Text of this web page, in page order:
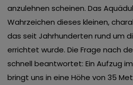
anzulehnen scheinen. Das
Wahrzeichen dieses kleinen,
das seit Jahrhunderten rund um
errichtet wurde. Die Frage nach
schnell beantwortet: Ein Aufzug
bringt uns in eine Höhe von 35